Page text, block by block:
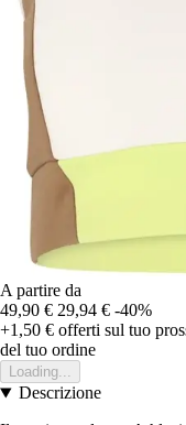
A partire da
49,90 € 29,94 € -40%
+1,50 € offerti sul tuo
del tuo ordine
Loading...
Descrizione